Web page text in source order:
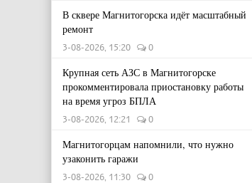
В сквере Магнитогорска идёт масштабный
ремонт
3-08-2026, 15:20 0
Крупная сеть АЗС в Магнитогорске
прокомментировала приостановку работы
на время угроз БПЛА
3-08-2026, 12:21 0
Магнитогорцам напомнили, что нужно
узаконить гаражи
3-08-2026, 11:30 0